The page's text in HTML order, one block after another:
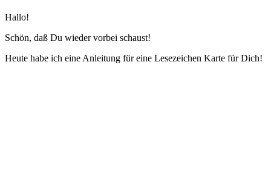
Hallo!
Schön, daß Du wieder vorbei schaust!
Heute habe ich eine Anleitung für eine Lesezeichen Karte für Dich!